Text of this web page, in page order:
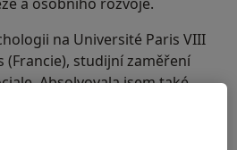
a osobního rozvoje.
na Université Paris VIII
(Francie), studijní zaměření
Absolvovala jsem také
intervenci v České
vzdělávám.